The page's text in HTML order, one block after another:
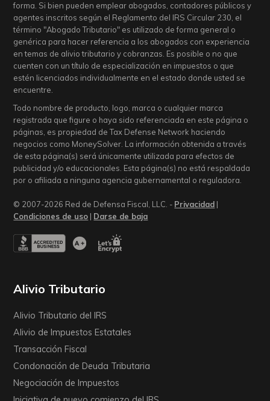
forma. Si bien pueden emplear abogados, contadores públicos y
agentes inscritos según el Reglamento del IRS Circular 230, el
término "Abogado Tributario" es utilizado de forma general o
genérica para hacer referencia a los abogados con experiencia
en temas de alivio tributario y cobranzas. Es posible o no que
cuenten con un título de especialización en impuestos o que
estén licenciados individualmente en el estado donde usted se
encuentre.
Todo nombre de producto, logo, marca o cualquier marca
registrada que figure o haya sido referenciada en este página o
páginas, es propiedad de Tax Defense Network haciendo
negocios como MoneySolver. La información obtenida a través
de esta página(s) será únicamente utilizada para efectos de
publicidad y/o educacionales. Esta página(s) no está respaldada
por o afiliada a ninguna agencia gubernamental o reguladora.
© 2007-2026 Red de Defensa Fiscal, LLC. - Privacidad |
Condiciones de uso | Darse de baja
Alivio Tributario
Alivio Tributario del IRS
Alivio de Impuestos Estatales
Transacción Fiscal
Condonación de Deuda Tributaria
Negociación de Impuestos